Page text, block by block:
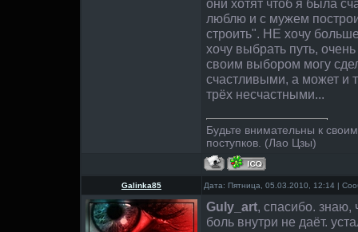
они хотят чтоб я была
люблю и с мужем
строить". НЕ хочу
хочу выбрать путь,
своим выбором могу
счастливыми, а может и
трёх несчастными...
Будьте внимательны к
поступков. (Лао Цзы)
Galinka85 Дата: Пятница, 05.03.2010, 12:14 |
Guly_art, спасибо. знаю,
боль внутри не даёт.